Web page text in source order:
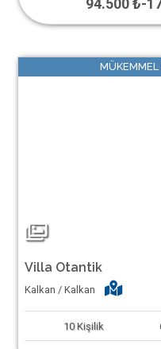
94.500 ₺-
Villa Otantik
Kalkan / Kalkan
10 Kişilik